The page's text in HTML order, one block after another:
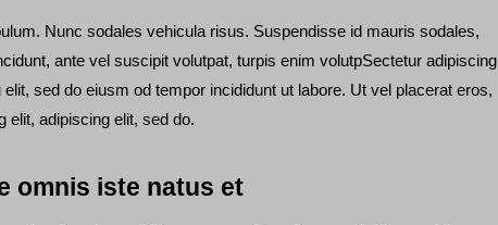
Nunc sodales vehicula risus. Suspendisse id mauris sodales,
ante vel suscipit volutpat, turpis enim volutpSectetur adipiscing
sed do eiusm od tempor incididunt ut labore. Ut vel placerat eros,
elit, adipiscing elit, sed do.
omnis iste natus et